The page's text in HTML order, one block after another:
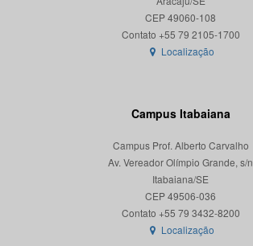
CEP 49060-108
Localização
Campus Itabaiana
Campus Prof. Alberto Carvalho
Av. Vereador Olímpio Grande, s/n
Itabaiana/SE
CEP 49506-036
Localização